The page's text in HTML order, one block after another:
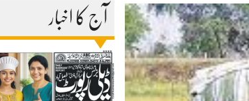
آج کا اخبار